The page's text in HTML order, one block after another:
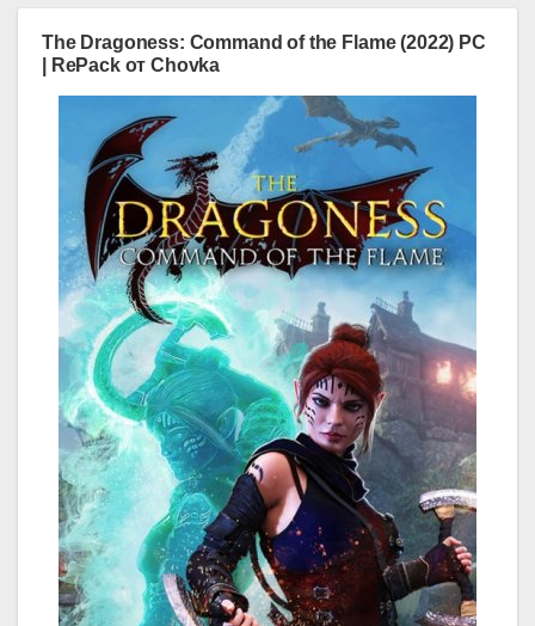
The Dragoness: Command of the Flame (2022) PC
| RePack от Chovka